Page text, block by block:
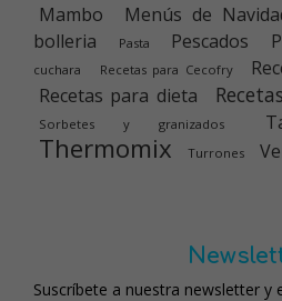
Mambo Menús de
bolleria
Pasta Pescados
cuchara
Recetas para Cecofry
Recetas para dieta
Sorbetes y granizados
Thermomix Turrones
Suscríbete a nuestra newsletter y